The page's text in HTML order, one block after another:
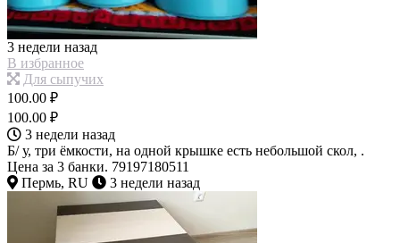
3 недели назад
В избранное
Для сыпучих
100.00 ₽
100.00 ₽
3 недели назад
Б/ у, три ёмкости, на одной крышке есть небольшой скол, .
Цена за 3 банки. 79197180511
Пермь, RU
3 недели назад